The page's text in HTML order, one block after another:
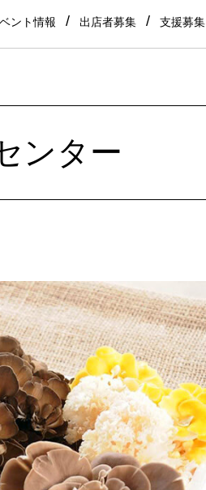
ント情報 出店者募集 支援募集
ンター